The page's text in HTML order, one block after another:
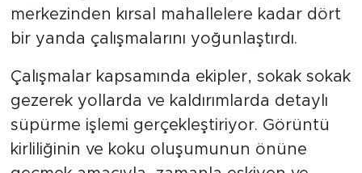
merkezinden kırsal mahallelere kadar dört
bir yanda çalışmalarını yoğunlaştırdı.
Çalışmalar kapsamında ekipler, sokak sokak
gezerek yollarda ve kaldırımlarda detaylı
süpürme işlemi gerçekleştiriyor. Görüntü
kirliliğinin ve koku oluşumunun önüne